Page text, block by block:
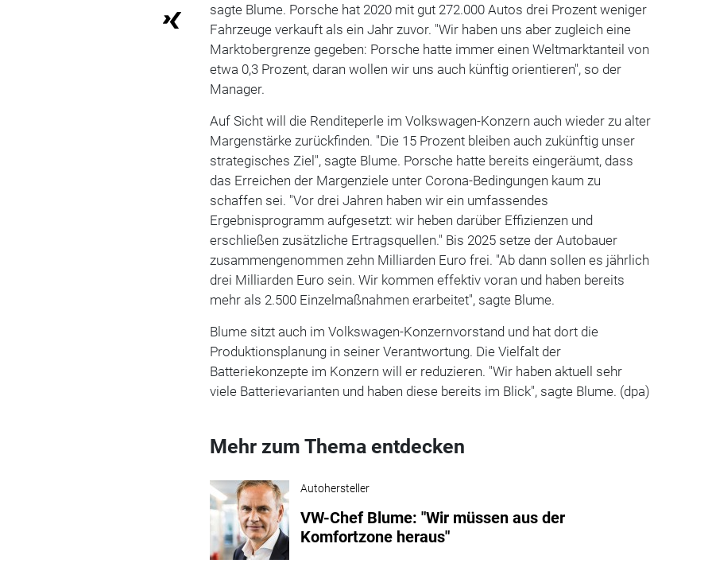
sagte Blume. Porsche hat 2020 mit gut 272.000 Autos drei Prozent weniger
Fahrzeuge verkauft als ein Jahr zuvor. "Wir haben uns aber zugleich eine
Marktobergrenze gegeben: Porsche hatte immer einen Weltmarktanteil von
etwa 0,3 Prozent, daran wollen wir uns auch künftig orientieren", so der
Manager.
Auf Sicht will die Renditeperle im Volkswagen-Konzern auch wieder zu alter
Margenstärke zurückfinden. "Die 15 Prozent bleiben auch zukünftig unser
strategisches Ziel", sagte Blume. Porsche hatte bereits eingeräumt, dass
das Erreichen der Margenziele unter Corona-Bedingungen kaum zu
schaffen sei. "Vor drei Jahren haben wir ein umfassendes
Ergebnisprogramm aufgesetzt: wir heben darüber Effizienzen und
erschließen zusätzliche Ertragsquellen." Bis 2025 setze der Autobauer
zusammengenommen zehn Milliarden Euro frei. "Ab dann sollen es jährlich
drei Milliarden Euro sein. Wir kommen effektiv voran und haben bereits
mehr als 2.500 Einzelmaßnahmen erarbeitet", sagte Blume.
Blume sitzt auch im Volkswagen-Konzernvorstand und hat dort die
Produktionsplanung in seiner Verantwortung. Die Vielfalt der
Batteriekonzepte im Konzern will er reduzieren. "Wir haben aktuell sehr
viele Batterievarianten und haben diese bereits im Blick", sagte Blume. (dpa)
Mehr zum Thema entdecken
Autohersteller
VW-Chef Blume: "Wir müssen aus der
Komfortzone heraus"